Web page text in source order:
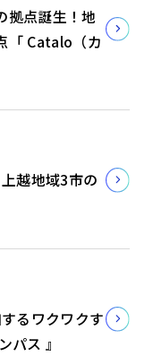
拠点誕生！地
「 Catalo（カ
越地域3市の
るワクワクす
パス 』